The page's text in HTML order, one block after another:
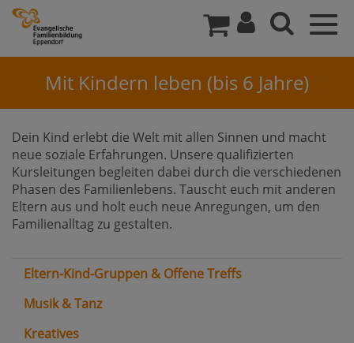
Mit Kindern leben (bis 6 Jahre)
Dein Kind erlebt die Welt mit allen Sinnen und macht
neue soziale Erfahrungen. Unsere qualifizierten
Kursleitungen begleiten dabei durch die verschiedenen
Phasen des Familienlebens. Tauscht euch mit anderen
Eltern aus und holt euch neue Anregungen, um den
Familienalltag zu gestalten.
Eltern-Kind-Gruppen & Offene Treffs
Musik & Tanz
Kreatives